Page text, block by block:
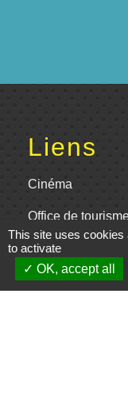
Liens
Cinéma
Office de
en Poitou
Actualités
This site uses cookies
to activate
OK, accept all